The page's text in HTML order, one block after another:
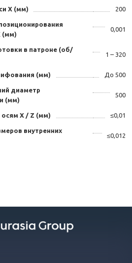
X (мм) 200
(мм)
0,001
в патроне (об/
1 – 320
(мм) До 500
диаметр
(мм)
500
X / Z (мм) ≤0,01
внутренних
≤0,012